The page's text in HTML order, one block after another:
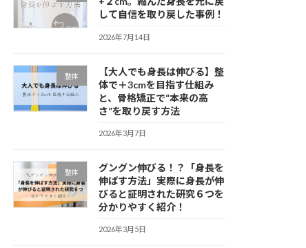
して自信を取り戻した事例！
2026年7月14日
整体
【大人でも身長は伸びる】整
体で＋3cmを目指す仕組み
と、骨格矯正で“本来の高
さ”を取り戻す方法
2026年3月7日
整体
グングン伸びる！？「身長を
伸ばす方法」実際に身長が伸
びると証明された研究６つを
分かりやすく紹介！
2026年3月5日